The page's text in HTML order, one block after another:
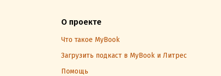
О проекте
Что такое MyBook
Загрузить подкаст в MyBook и Литрес
Помощь